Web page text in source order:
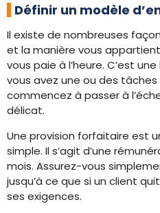
Définir un modèle
Il existe de nombreuses
et la manière vous appartient.
vous paie à l’heure. C’est
vous avez une ou des
commencez à passer à
délicat.
Une provision forfaitaire est
simple. Il s’agit d’une
mois. Assurez-vous
jusqu’à ce que si un client
ses exigences.